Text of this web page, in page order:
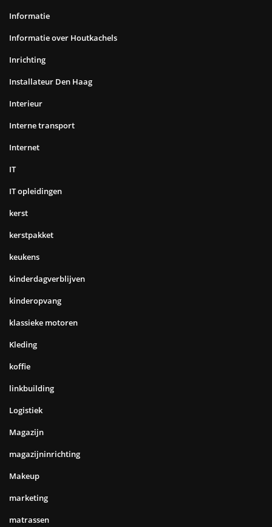
Informatie
Informatie over Houtkachels
Inrichting
Installateur Den Haag
Interieur
Interne transport
Internet
IT
IT opleidingen
kerst
kerstpakket
keukens
kinderdagverblijven
kinderopvang
klassieke motoren
Kleding
koffie
linkbuilding
Logistiek
Magazijn
magazijninrichting
Makeup
marketing
matrassen